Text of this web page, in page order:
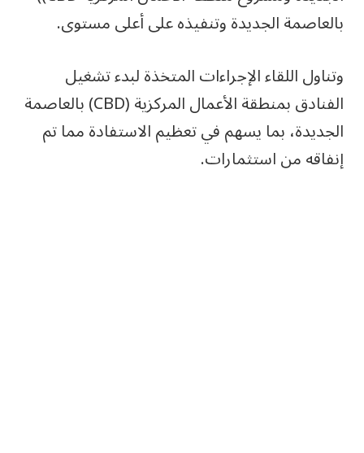
بالعاصمة الجديدة وتنفيذه على أعلى مستوى.
وتناول اللقاء الإجراءات المتخذة لبدء تشغيل
الفنادق بمنطقة الأعمال المركزية (CBD) بالعاصمة
الجديدة، بما يسهم في تعظيم الاستفادة مما تم
إنفاقه من استثمارات.